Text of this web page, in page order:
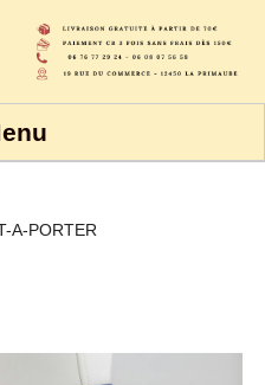
A-PORTER